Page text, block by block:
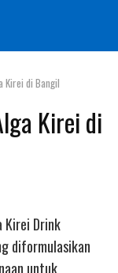
Kirei di Bangil
Kirei di
Kirei Drink
diformulasikan
untuk